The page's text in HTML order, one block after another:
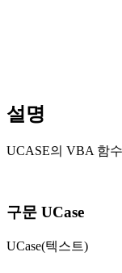
설명
UCASE의 VBA 함
구문 UCase
UCase(텍스트)